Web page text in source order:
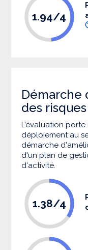
1.94/4
Démarche
des risques
L’évaluation
déploiement au
démarche
d'un plan de
d'activité.
1.38/4